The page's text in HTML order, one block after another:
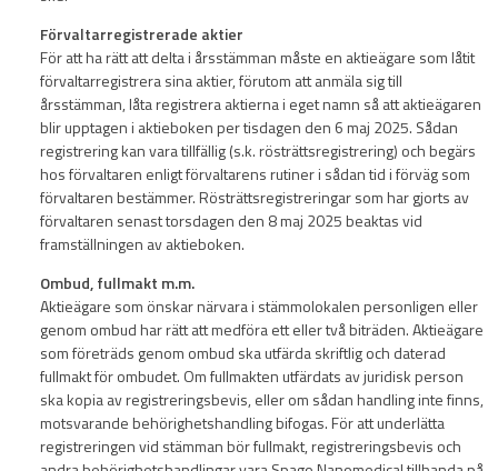
Förvaltarregistrerade aktier
För att ha rätt att delta i årsstämman måste en aktieägare som låtit
förvaltarregistrera sina aktier, förutom att anmäla sig till
årsstämman, låta registrera aktierna i eget namn så att aktieägaren
blir upptagen i aktieboken per tisdagen den 6 maj 2025. Sådan
registrering kan vara tillfällig (s.k. rösträttsregistrering) och begärs
hos förvaltaren enligt förvaltarens rutiner i sådan tid i förväg som
förvaltaren bestämmer. Rösträttsregistreringar som har gjorts av
förvaltaren senast torsdagen den 8 maj 2025 beaktas vid
framställningen av aktieboken.
Ombud, fullmakt m.m.
Aktieägare som önskar närvara i stämmolokalen personligen eller
genom ombud har rätt att medföra ett eller två biträden. Aktieägare
som företräds genom ombud ska utfärda skriftlig och daterad
fullmakt för ombudet. Om fullmakten utfärdats av juridisk person
ska kopia av registreringsbevis, eller om sådan handling inte finns,
motsvarande behörighetshandling bifogas. För att underlätta
registreringen vid stämman bör fullmakt, registreringsbevis och